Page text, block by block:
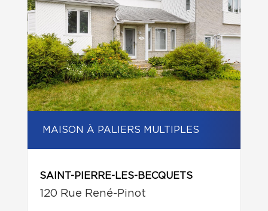
MAISON À PALIERS MULTIPLES
SAINT-PIERRE-LES-BECQUETS
120 Rue René-Pinot